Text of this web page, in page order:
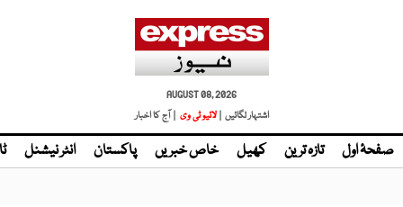
AUGUST 08, 2026
اشتہار لگائیں | لائیو ٹی وی | آج کا اخبار
صفحۂ اول تازہ ترین کھیل خاص خبریں پاکستان انٹر نیشنل